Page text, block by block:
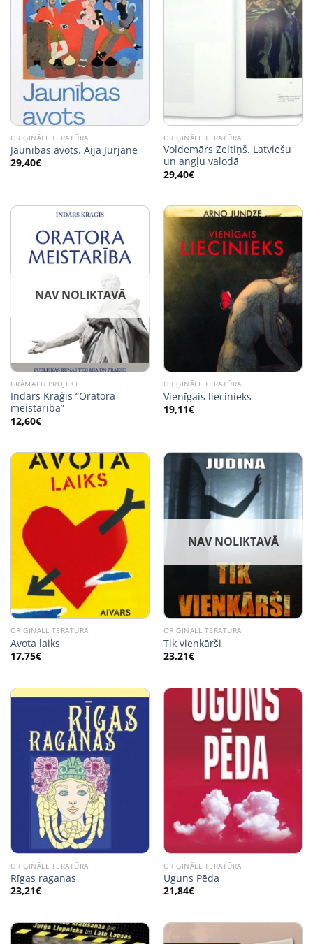
ORIĢINĀLLITERATŪRA
Jaunības avots. Aija Jurjāne
29,40€
ORIĢINĀLLITERATŪRA
Voldemārs Zeltiņš. Latviešu
un angļu valodā
29,40€
NAV NOLIKTAVĀ
GRĀMATU PROJEKTI
Indars Kraģis “Oratora
meistarība”
12,60€
ORIĢINĀLLITERATŪRA
Vienīgais liecinieks
19,11€
ORIĢINĀLLITERATŪRA
Avota laiks
17,75€
NAV NOLIKTAVĀ
ORIĢINĀLLITERATŪRA
Tik vienkārši
23,21€
ORIĢINĀLLITERATŪRA
Rīgas raganas
23,21€
ORIĢINĀLLITERATŪRA
Uguns Pēda
21,84€